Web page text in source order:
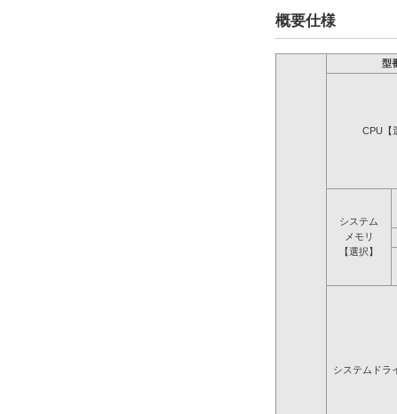
概要仕様
型
CPU【
システム
メモリ
【選択】
システムドラ